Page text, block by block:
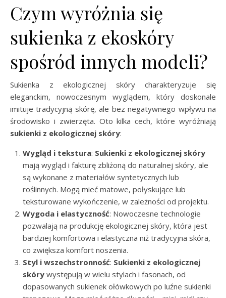
Czym wyróżnia się
sukienka z ekoskóry
spośród innych modeli?
Sukienka z ekologicznej skóry charakteryzuje się
eleganckim, nowoczesnym wyglądem, który doskonale
imituje tradycyjną skórę, ale bez negatywnego wpływu na
środowisko i zwierzęta. Oto kilka cech, które wyróżniają
sukienki z ekologicznej skóry:
Wygląd i tekstura: Sukienki z ekologicznej skóry
mają wygląd i fakturę zbliżoną do naturalnej skóry, ale
są wykonane z materiałów syntetycznych lub
roślinnych. Mogą mieć matowe, połyskujące lub
teksturowane wykończenie, w zależności od projektu.
Wygoda i elastyczność: Nowoczesne technologie
pozwalają na produkcję ekologicznej skóry, która jest
bardziej komfortowa i elastyczna niż tradycyjna skóra,
co zwiększa komfort noszenia.
Styl i wszechstronność: Sukienki z ekologicznej
skóry występują w wielu stylach i fasonach, od
dopasowanych sukienek ołówkowych po luźne sukienki